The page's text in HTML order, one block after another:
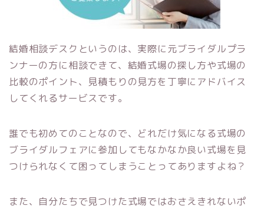
結婚相談デスクというのは、実際に元ブライダルプラ
ンナーの方に相談できて、結婚式場の探し方や式場の
比較のポイント、見積もりの見方を丁寧にアドバイス
してくれるサービスです。
誰でも初めてのことなので、どれだけ気になる式場の
ブライダルフェアに参加 してもなかなか良い式場を見
つけられなくて困ってしまうことってありますよね？
また、自分たちで見つけた式場ではおさえきれないポ